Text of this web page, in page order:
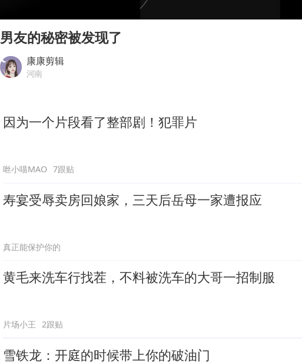
36岁男演员成景区NPC后人气爆棚
“不怕六爷挂得多 就怕六爷挂一颗”
乐享全民健身 共筑健康中国
男友的秘密被发现了
康康剪辑
河南
因为一个片段看了整部剧！犯罪片
咝小喵MAO 7跟贴
寿宴受辱卖房回娘家，三天后岳母一家遭报应
真正能保护你的
黄毛来洗车行找茬，不料被洗车的大哥一招制服
片场小王 2跟贴
雪铁龙：开庭的时候带上你的破油门